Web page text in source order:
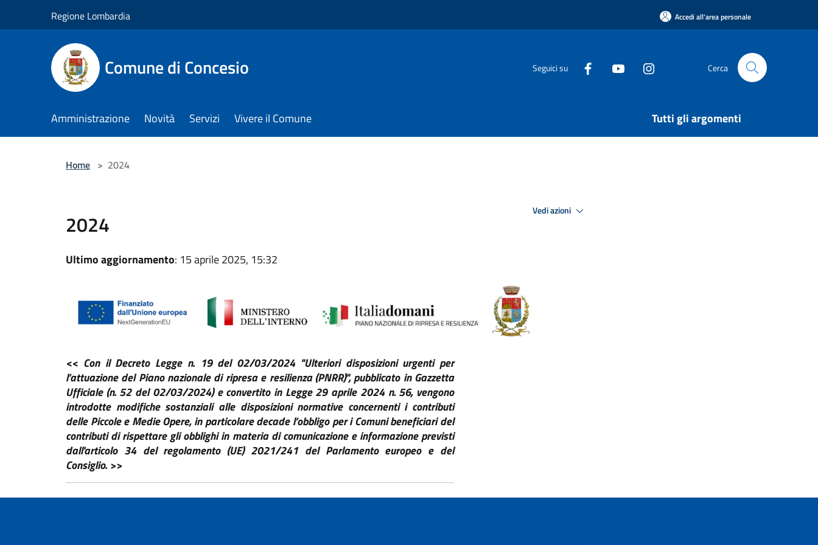
Regione Lombardia Accedi all'area personale
Comune di Concesio Seguici su Cerca
Amministrazione Novità Servizi Vivere il Comune Tutti gli argomenti
Home > 2024
2024
Ultimo aggiornamento: 15 aprile 2025, 15:32
<< Con il Decreto Legge n. 19 del 02/03/2024 "Ulteriori disposizioni urgenti per
l’attuazione del Pianonazionale di ripresa e resilienza (PNRR)", pubblicato in Gazzetta
Ufficiale (n. 52 del 02/03/2024) econvertito in Legge 29 aprile 2024 n. 56, vengono
introdotte modifiche sostanziali alle disposizioni normative concernenti i contributi
delle Piccole e Medie Opere, in particolare decade l’obbligo per iComuni beneficiari del
contributi di rispettare gli obblighi in materia di comunicazione e informazioneprevisti
dall'articolo 34 del regolamento (UE) 2021/241 del Parlamento europeo e del
Consiglio. >>
Vedi azioni